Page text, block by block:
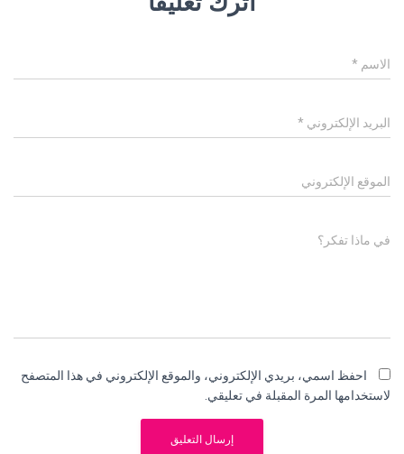
الاسم *
البريد الإلكتروني *
الموقع الإلكتروني
في ماذا تفكر؟
احفظ اسمي، بريدي الإلكتروني، والموقع الإلكتروني في هذا المتصفح
لاستخدامها المرة المقبلة في تعليقي.